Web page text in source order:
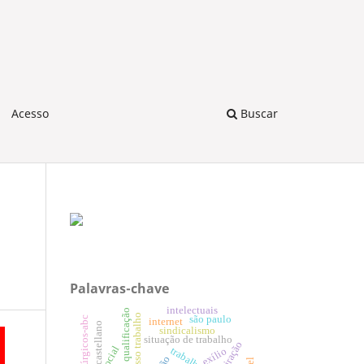
Acesso Buscar
Palavras-chave
situação de trabalho
qualificação viração
sindicalismo
internet
castellano exílio
são paulo
intelectuais